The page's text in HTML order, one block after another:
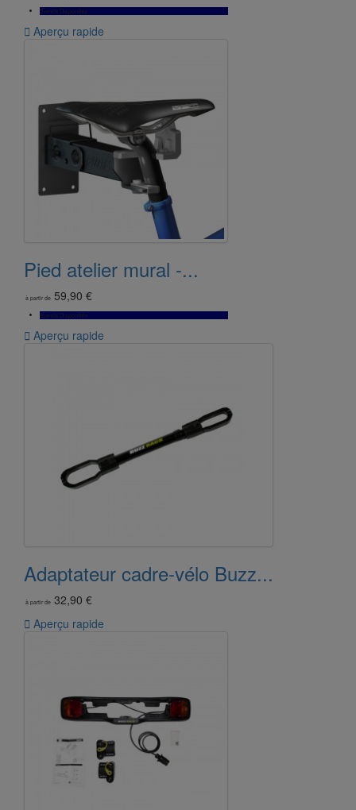
Bientôt Disponible
 Aperçu rapide
Pied atelier mural -...
à partir de 59,90 €
Bientôt Disponible
 Aperçu rapide
Adaptateur cadre-vélo Buzz...
à partir de 32,90 €
 Aperçu rapide